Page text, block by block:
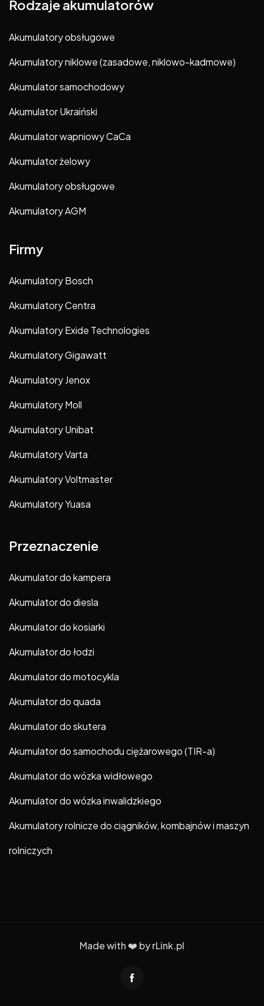
Rodzaje akumulatorów
Akumulatory obsługowe
Akumulatory niklowe (zasadowe, niklowo-kadmowe)
Akumulator samochodowy
Akumulator Ukraiński
Akumulator wapniowy CaCa
Akumulator żelowy
Akumulatory obsługowe
Akumulatory AGM
Firmy
Akumulatory Bosch
Akumulatory Centra
Akumulatory Exide Technologies
Akumulatory Gigawatt
Akumulatory Jenox
Akumulatory Moll
Akumulatory Unibat
Akumulatory Varta
Akumulatory Voltmaster
Akumulatory Yuasa
Przeznaczenie
Akumulator do kampera
Akumulator do diesla
Akumulator do kosiarki
Akumulator do łodzi
Akumulator do motocykla
Akumulator do quada
Akumulator do skutera
Akumulator do samochodu ciężarowego (TIR-a)
Akumulator do wózka widłowego
Akumulator do wózka inwalidzkiego
Akumulatory rolnicze do ciągników, kombajnów i maszyn
rolniczych
Made with ❤️ byrLink.pl